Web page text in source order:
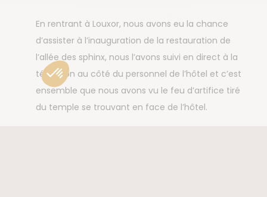
En rentrant à Louxor, nous avons eu la chance
d’assister à l’inauguration de la restauration de
l’allée des sphinx, nous l’avons suivi en direct à la
télévision au côté du personnel de l’hôtel et c’est
ensemble que nous avons vu le feu d’artifice tiré
du temple se trouvant en face de l’hôtel.